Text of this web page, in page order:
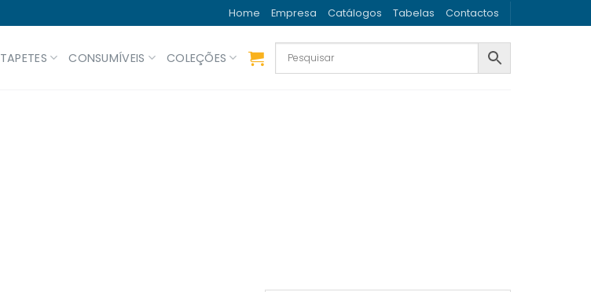
Home Empresa Catálogos Tabelas Contactos
TAPETES CONSUMÍVEIS COLEÇÕES